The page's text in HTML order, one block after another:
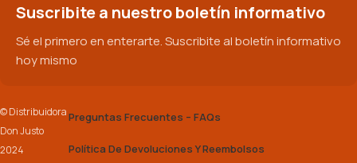
Suscribite a nuestro boletín informativo
Sé el primero en enterarte. Suscribite al boletín informativo
hoy mismo
© Distribuidora
Don Justo
2024
Preguntas Frecuentes – FAQs
Política De Devoluciones Y Reembolsos